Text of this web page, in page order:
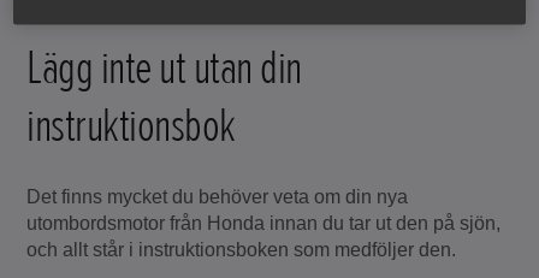
Lägg inte ut utan din
instruktionsbok
Det finns mycket du behöver veta om din nya
utombordsmotor från Honda innan du tar ut den på sjön,
och allt står i instruktionsboken som medföljer den.